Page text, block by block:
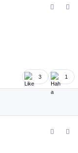
3 1